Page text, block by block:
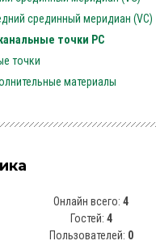
срединный меридиан (VC)
точки PC
точки
материалы
Онлайн всего: 4
Гостей: 4
Пользователей: 0